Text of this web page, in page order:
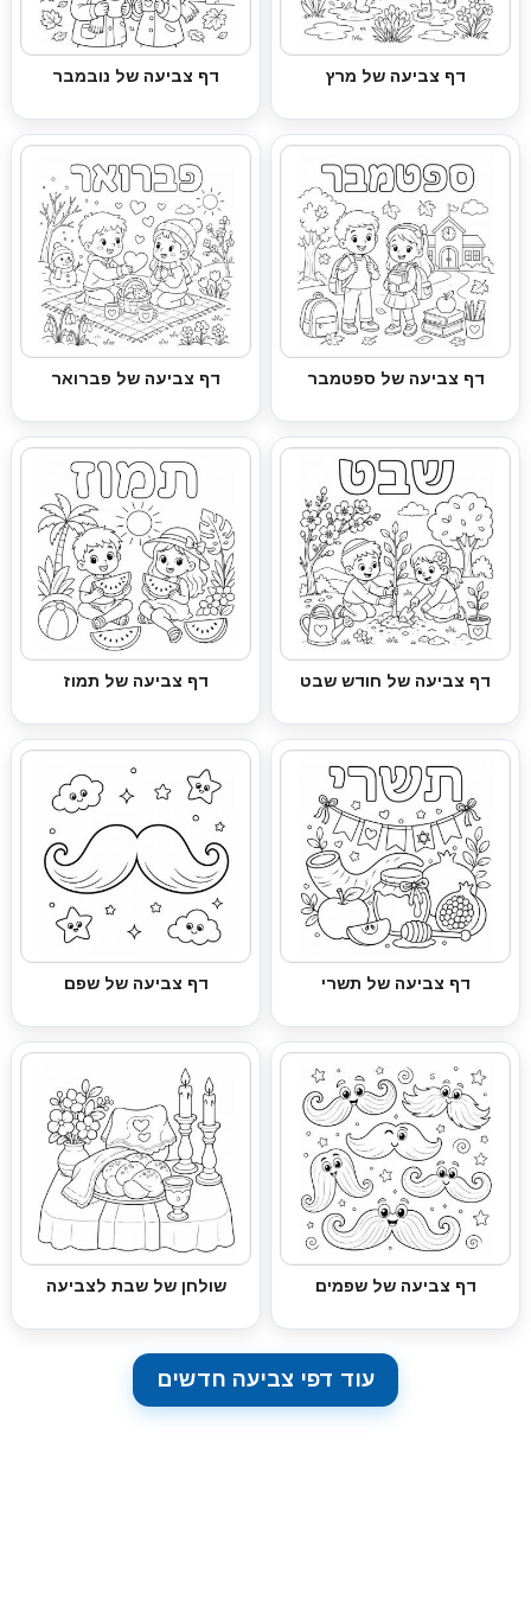
דף צביעה של מרץ דף צביעה של נובמבר
דף צביעה של ספטמבר דף צביעה של פברואר
דף צביעה של חודש שבט דף צביעה של תמוז
דף צביעה של תשרי דף צביעה של שפם
דף צביעה של שפמים שולחן של שבת לצביעה
עוד דפי צביעה חדשים